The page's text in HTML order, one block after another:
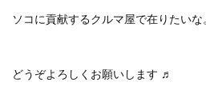
ソコに貢献するクルマ屋で在りたいな。
どうぞよろしくお願いします ♬